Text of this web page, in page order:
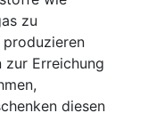
zu
Erreichung
diesen